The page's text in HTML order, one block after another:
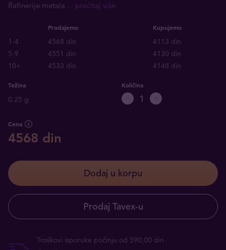
Rafinerije metala ... pročitaj više
Prodajemo Kupujemo
1-4 4568 din
4113 din
5-9
4551 din
4130 din
10+
4533 din 4148 din
Težina
0.25 g
Količina
Cena
4568 din
Dodaj u korpu
Prodaj Tavex-u
Troškovi isporuke počinju od 590,00 din